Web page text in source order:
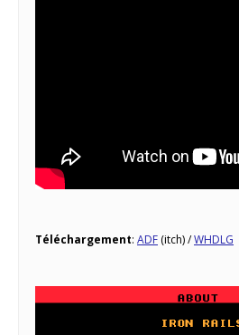
Téléchargement: ADF (itch) /WHDLG